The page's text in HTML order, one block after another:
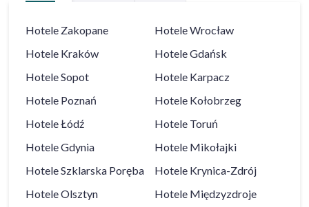
Hotele Zakopane HoteleWrocław
Hotele Kraków HoteleGdańsk
HoteleSopot Hotele Karpacz
Hotele Poznań Hotele Kołobrzeg
HoteleŁódź Hotele Toruń
HoteleGdynia Hotele Mikołajki
HoteleSzklarska Poręba Hotele Krynica-Zdrój
HoteleOlsztyn Hotele Międzyzdroje